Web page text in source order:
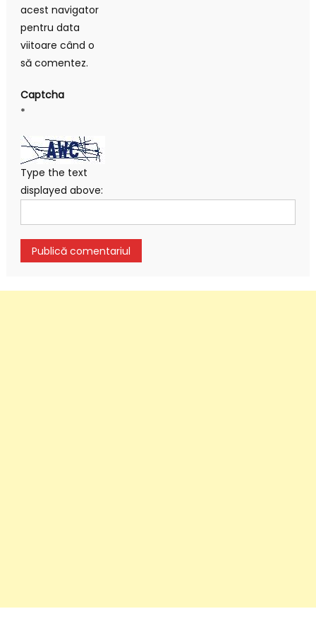
acest navigator
pentru data
viitoare când o
să comentez.
Captcha
*
Type the text
displayed above: